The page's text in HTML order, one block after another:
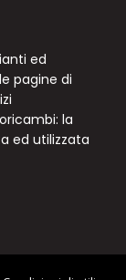
ed
pagine di
la
ed utilizzata